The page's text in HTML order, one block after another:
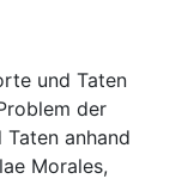
und Taten
der
anhand
Morales,